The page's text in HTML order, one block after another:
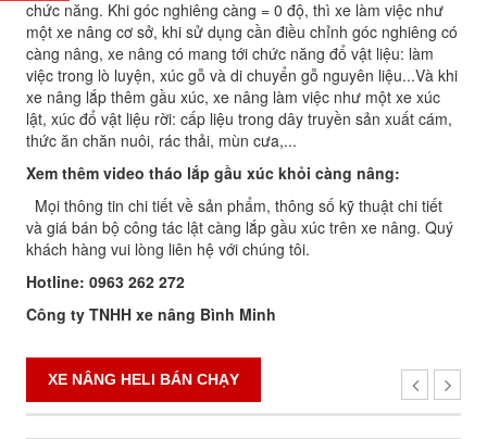
chức năng. Khi góc nghiêng càng = 0 độ, thì xe làm việc như
một xe nâng cơ sở, khi sử dụng cần điều chỉnh góc nghiêng có
càng nâng, xe nâng có mang tới chức năng đổ vật liệu: làm
việc trong lò luyện, xúc gỗ và di chuyển gỗ nguyên liệu...Và khi
xe nâng lắp thêm gầu xúc, xe nâng làm việc như một xe xúc
lật, xúc đổ vật liệu rời: cấp liệu trong dây truyền sản xuất cám,
thức ăn chăn nuôi, rác thải, mùn cưa,...
Xem thêm video tháo lắp gầu xúc khỏi càng nâng:
Mọi thông tin chi tiết về sản phẩm, thông số kỹ thuật chi tiết
và giá bán bộ công tác lật càng lắp gầu xúc trên xe nâng. Quý
khách hàng vui lòng liên hệ với chúng tôi.
Hotline: 0963 262 272
Công ty TNHH xe nâng Bình Minh
XE NÂNG HELI BÁN CHẠY